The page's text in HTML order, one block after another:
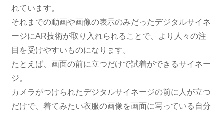
れています。
それまでの動画や画像の表示のみだったデジタルサイネ
ージにAR技術が取り入れられることで、より人々の注
目を受けやすいものになります。
たとえば、画面の前に立つだけで試着ができるサイネー
ジ。
カメラがつけられたデジタルサイネージの前に人が立つ
だけで、着てみたい衣服の画像を画面に写っている自分